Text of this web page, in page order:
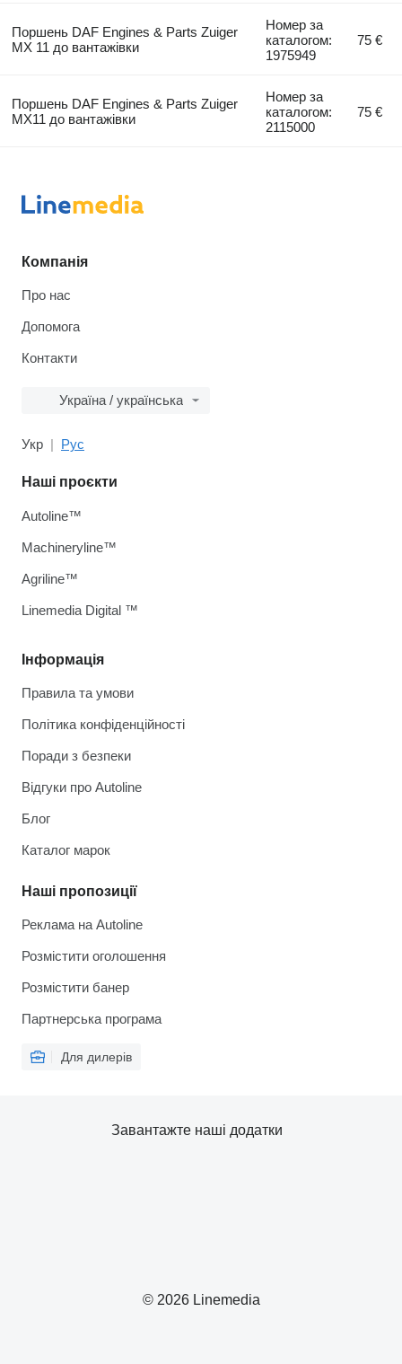
Поршень DAF Engines & Parts Zuiger
MX 11 до вантажівки
Номер за
каталогом:
1975949
75 €
Поршень DAF Engines & Parts Zuiger
MX11 до вантажівки
Номер за
каталогом:
2115000
75 €
Компанія
Про нас
Допомога
Контакти
Україна / українська
Укр Рус
Інформація
Правила та умови
Політика конфіденційності
Поради з безпеки
Відгуки про Autoline
Блог
Каталог марок
Наші пропозиції
Реклама на Autoline
Розмістити оголошення
Розмістити банер
Партнерська програма
Для дилерів
Наші проєкти
Autoline™
Machineryline™
Agriline™
Linemedia Digital ™
© 2026 Linemedia
Завантажте наші додатки